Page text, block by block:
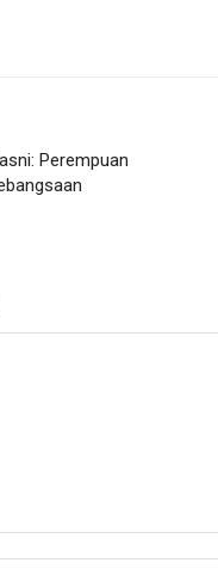
Perempuan